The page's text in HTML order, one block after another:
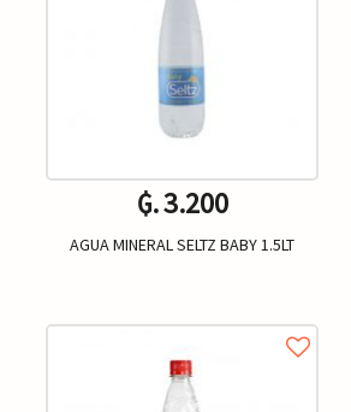
₲. 3.200
AGUA MINERAL SELTZ BABY 1.5LT